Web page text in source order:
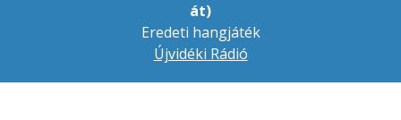
át)
Eredeti hangjáték
Újvidéki Rádió